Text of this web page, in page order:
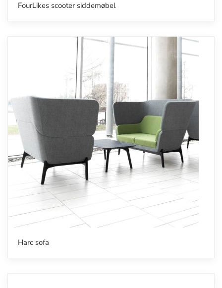
FourLikes scooter siddemøbel
Harc sofa